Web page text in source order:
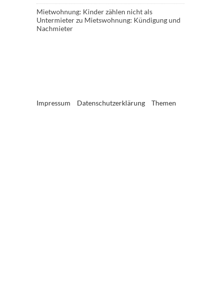
Mietwohnung: Kinder zählen nicht als
Untermieterzu Mietswohnung: Kündigung und
Nachmieter
Impressum Datenschutzerklärung Themen